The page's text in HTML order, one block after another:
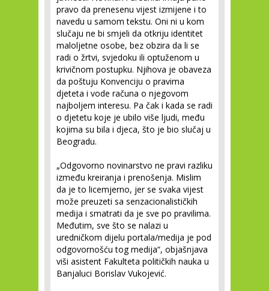
pravo da prenesenu vijest izmijene i to
navedu u samom tekstu. Oni ni u kom
slučaju ne bi smjeli da otkriju identitet
maloljetne osobe, bez obzira da li se
radi o žrtvi, svjedoku ili optuženom u
krivičnom postupku. Njihova je obaveza
da poštuju Konvenciju o pravima
djeteta i vode računa o njegovom
najboljem interesu. Pa čak i kada se radi
o djetetu koje je ubilo više ljudi, među
kojima su bila i djeca, što je bio slučaj u
Beogradu.
„Odgovorno novinarstvo ne pravi razliku
između kreiranja i prenošenja. Mislim
da je to licemjerno, jer se svaka vijest
može preuzeti sa senzacionalističkih
medija i smatrati da je sve po pravilima.
Međutim, sve što se nalazi u
uredničkom dijelu portala/medija je pod
odgovornošću tog medija“, objašnjava
viši asistent Fakulteta političkih nauka u
Banjaluci Borislav Vukojević.